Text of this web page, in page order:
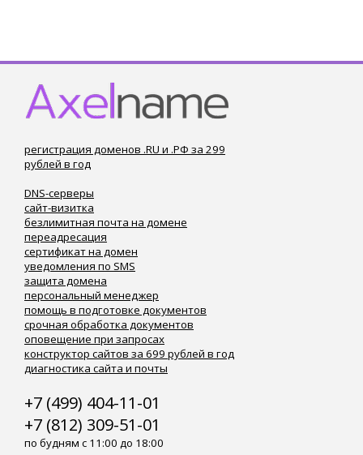
регистрация доменов .RU и .РФ за 299
рублей в год
DNS-серверы
сайт-визитка
безлимитная почта на домене
переадресация
сертификат на домен
уведомления по SMS
защита домена
персональный менеджер
помощь в подготовке документов
срочная обработка документов
оповещение при запросах
конструктор сайтов за 699 рублей в год
диагностика сайта и почты
+7 (499) 404-11-01
+7 (812) 309-51-01
по будням с 11:00 до 18:00